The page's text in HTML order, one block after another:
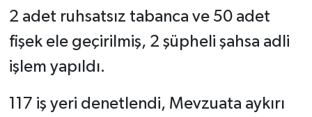
2 adet ruhsatsız tabanca ve 50 adet
fişek ele geçirilmiş, 2 şüpheli şahsa adli
işlem yapıldı.
117 iş yeri denetlendi, Mevzuata aykırı